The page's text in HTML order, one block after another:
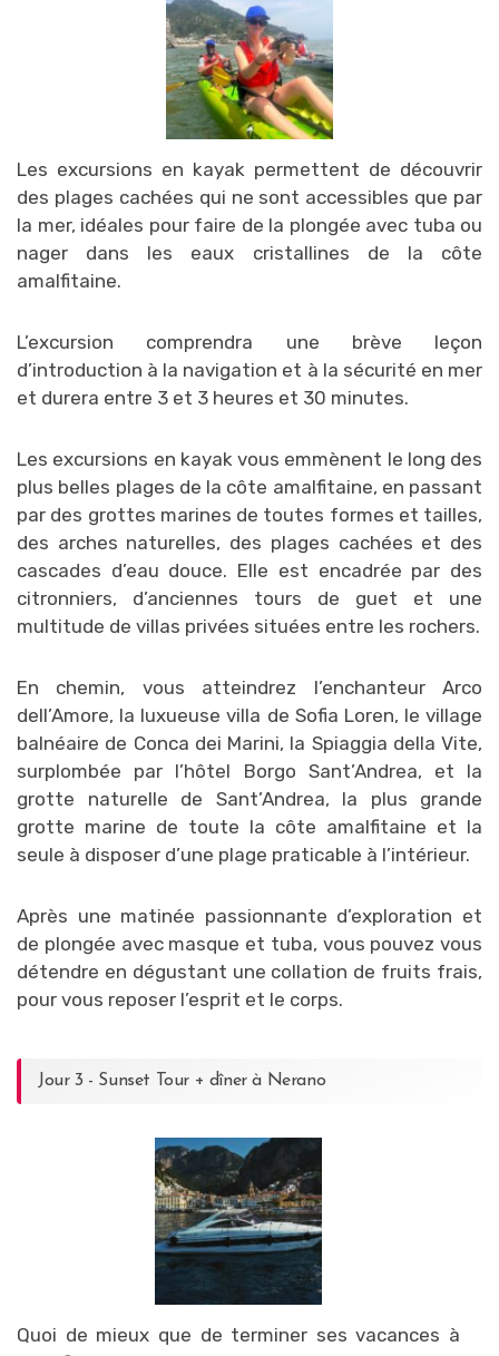
Les excursions en kayak permettent de découvrir
des plages cachées qui ne sont accessibles que par
la mer, idéales pour faire de la plongée avec tuba ou
nager dans les eaux cristallines de la côte
amalfitaine.
L’excursion comprendra une brève leçon
d’introduction à la navigation et à la sécurité en mer
et durera entre 3 et 3 heures et 30 minutes.
Les excursions en kayak vous emmènent le long des
plus belles plages de la côte amalfitaine, en passant
par des grottes marines de toutes formes et tailles,
des arches naturelles, des plages cachées et des
cascades d’eau douce. Elle est encadrée par des
citronniers, d’anciennes tours de guet et une
multitude de villas privées situées entre les rochers.
En chemin, vous atteindrez l’enchanteur Arco
dell’Amore, la luxueuse villa de Sofia Loren, le village
balnéaire de Conca dei Marini, la Spiaggia della Vite,
surplombée par l’hôtel Borgo Sant’Andrea, et la
grotte naturelle de Sant’Andrea, la plus grande
grotte marine de toute la côte amalfitaine et la
seule à disposer d’une plage praticable à l’intérieur.
Après une matinée passionnante d’exploration et
de plongée avec masque et tuba, vous pouvez vous
détendre en dégustant une collation de fruits frais,
pour vous reposer l’esprit et le corps.
Jour 3 - Sunset Tour + dîner à Nerano
Quoi de mieux que de terminer ses vacances à